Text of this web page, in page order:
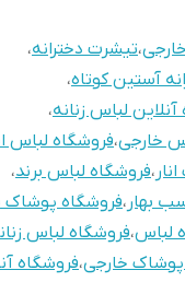
،تیشرت دخترانه،
آستین کوتاه،
لباس زنانه،
خارجی،فروشگاه لباس
،فروشگاه لباس برند،
بهار ،فروشگاه پوشاک
لباس،فروشگاه لباس
خارجی،فروشگاه